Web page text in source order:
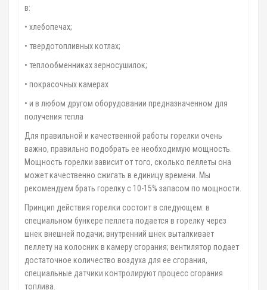
в:
• хлебопечах;
• твердотопливных котлах;
• теплообменниках зерносушилок;
• покрасочных камерах
• и в любом другом оборудовании предназначенном для
получения тепла
Для правильной и качественной работы горелки очень
важно, правильно подобрать ее необходимую мощность.
Мощность горелки зависит от того, сколько пеллеты она
может качественно сжигать в единицу времени. Мы
рекомендуем брать горелку с 10-15% запасом по мощности.
Принцип действия горелки состоит в следующем: в
специальном бункере пеллета подается в горелку через
шнек внешней подачи; внутренний шнек выталкивает
пеллету на колосник в камеру сгорания; вентилятор подает
достаточное количество воздуха для ее сгорания,
специальные датчики контролируют процесс сгорания
топлива.